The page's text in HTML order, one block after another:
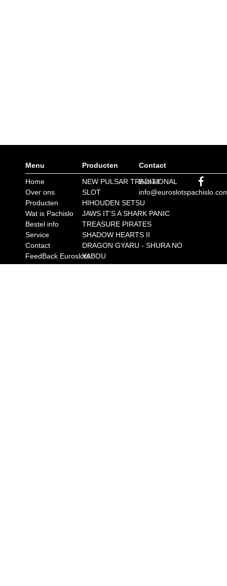
Menu
Home
Over ons
Producten
Wat is Pachislo
Bestel info
Service
Contact
FeedBack Euroslots
Producten
NEW PULSAR TRADITIONAL
SLOT
HIHOUDEN SETSU
JAWS IT'S A SHARK PANIC
TREASURE PIRATES
SHADOW HEARTS II
DRAGON GYARU - SHURA NO
YABOU
ALADDIN A II
Contact
E-mail: